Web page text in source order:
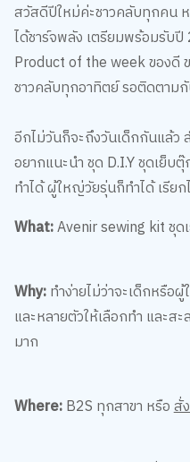
สวัสดีปีใหม่ค่ะชาวคลับทุกคน
ได้ชาร์จพลัง เตรียมพร้อมรับ
Product of the week ของดี
ชาวคลับทุกอาทิตย์ รอติดตามกั
อีกไม่วันก็จะถึงวันเด็กกันแล้ว
อยากแนะนำ ชุด D.I.Y ชุดเย็บ
ทำได้ ผู้ใหญ่วัยรุ่นก็ทำได้ เรียก
What:Avenir sewing kit ชุด
Why:ทำง่ายไม่ว่าจะเด็กหรื
และหลายตัวให้เลือกทำ และส
มาก
Where:B2S ทุกสาขา หรือสั่